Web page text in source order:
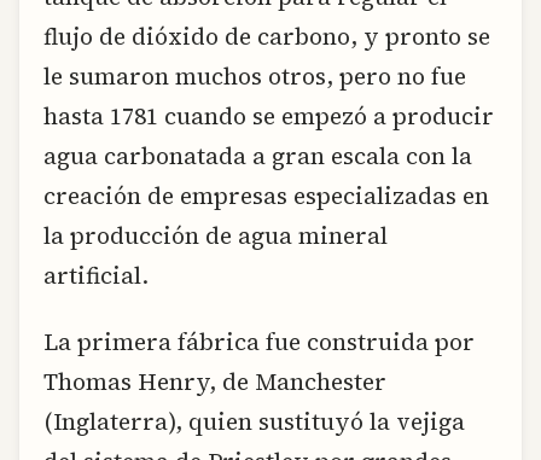
flujo de dióxido de carbono, y pronto se
le sumaron muchos otros, pero no fue
hasta 1781 cuando se empezó a producir
agua carbonatada a gran escala con la
creación de empresas especializadas en
la producción de agua mineral
artificial.
La primera fábrica fue construida por
Thomas Henry, de Manchester
(Inglaterra), quien sustituyó la vejiga